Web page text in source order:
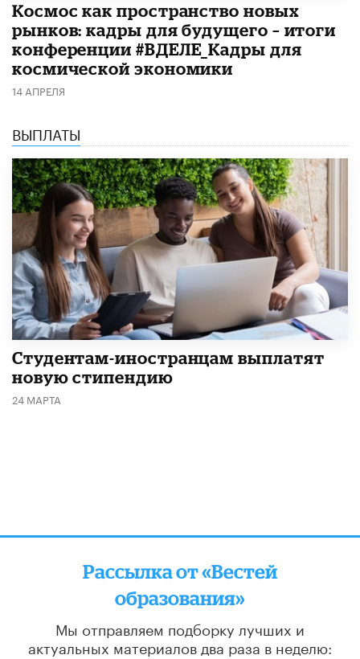
Космос как пространство новых
рынков: кадры для будущего – итоги
конференции #ВДЕЛЕ_Кадры для
космической экономики
14 АПРЕЛЯ
ВЫПЛАТЫ
Студентам-иностранцам выплатят
новую стипендию
24 МАРТА
Рассылка от «Вестей
образования»
Мы отправляем подборку лучших и
актуальных материалов два раза в неделю: